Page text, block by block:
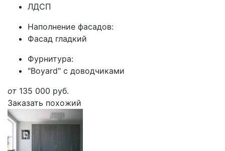
ЛДСП
Наполнение фасадов:
Фасад гладкий
Фурнитура:
"Boyard" с доводчиками
от 135 000 руб.
Заказать похожий